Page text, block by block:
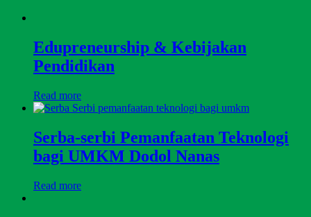
Edupreneurship & Kebijakan
Pendidikan
Read more
Serba-serbi Pemanfaatan Teknologi
bagi UMKM Dodol Nanas
Read more